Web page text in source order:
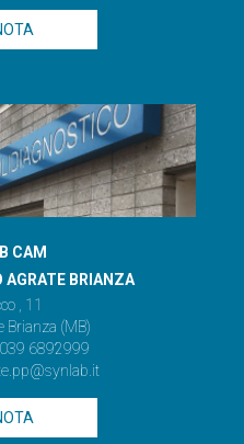
CAM
BRIANZA
, 11
Brianza (MB)
039 6892999